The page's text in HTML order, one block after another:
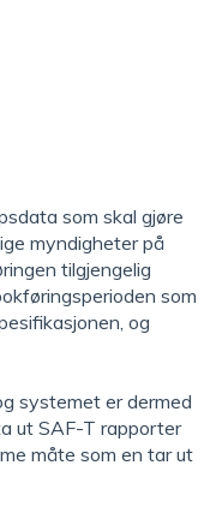
som skal gjøre
myndigheter på
tilgjengelig
som
og
systemet er dermed
ut SAF-T rapporter
måte som en tar ut